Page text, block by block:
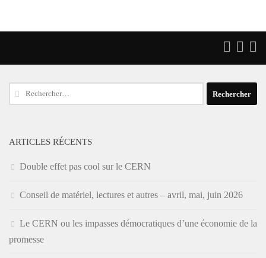
Rechercher :
ARTICLES RÉCENTS
Double effet pas cool sur le CERN
Conseil de matériel, lectures et autres – avril, mai, juin 2026
Le CERN ou les impasses démocratiques d’une économie de la
promesse